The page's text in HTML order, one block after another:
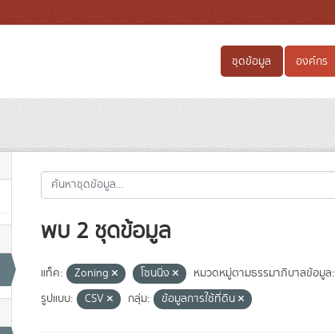
ชุดข้อมูล องค์กร
พบ 2 ชุดข้อมูล
แท็ค: Zoning โซนนิ่ง หมวดหมู่ตามธรรมาภิบาลข้อมูล:
รูปแบบ:
CSV กลุ่ม: ข้อมูลการใช้ที่ดิน